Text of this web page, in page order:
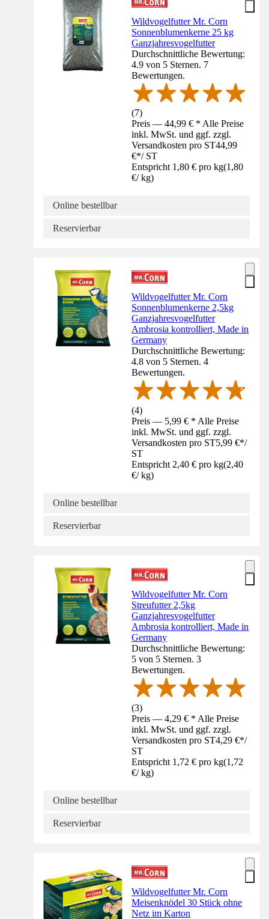
Wildvogelfutter Mr. Corn
Sonnenblumenkerne 25 kg
Ganzjahresvogelfutter
Durchschnittliche Bewertung:
4.9 von 5 Sternen. 7
Bewertungen.
(7)
Preis — 44,99 € * Alle Preise
inkl. MwSt. und ggf. zzgl.
Versandkosten pro ST44,99
€*/ ST
Entspricht 1,80 € pro kg(1,80
€/ kg)
Online bestellbar
Reservierbar
Wildvogelfutter Mr. Corn
Sonnenblumenkerne 2,5kg
Ganzjahresvogelfutter
Ambrosia kontrolliert, Made in
Germany
Durchschnittliche Bewertung:
4.8 von 5 Sternen. 4
Bewertungen.
(4)
Preis — 5,99 € * Alle Preise
inkl. MwSt. und ggf. zzgl.
Versandkosten pro ST5,99 €*/
ST
Entspricht 2,40 € pro kg(2,40
€/ kg)
Online bestellbar
Reservierbar
Wildvogelfutter Mr. Corn
Streufutter 2,5kg
Ganzjahresvogelfutter
Ambrosia kontrolliert, Made in
Germany
Durchschnittliche Bewertung:
5 von 5 Sternen. 3
Bewertungen.
(3)
Preis — 4,29 € * Alle Preise
inkl. MwSt. und ggf. zzgl.
Versandkosten pro ST4,29 €*/
ST
Entspricht 1,72 € pro kg(1,72
€/ kg)
Online bestellbar
Reservierbar
Wildvogelfutter Mr. Corn
Meisenknödel 30 Stück ohne
Netz im Karton